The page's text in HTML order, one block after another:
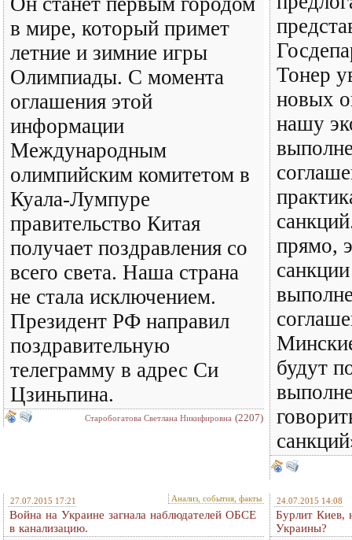
в мире, который примет
летние и зимние игры
Олимпиады. С момента
оглашения этой
информации
Международным
олимпийским комитетом в
Куала-Лумпуре
правительство Китая
получает поздравления со
всего света. Наша страна
не стала исключением.
Президент РФ направил
поздравительную
телеграмму в адрес Си
Цзиньпина.
Старобогатова Светлана Никифировна (2207)
Тонер
новых
нашу
прямо,
будут
27.07.2015 17:21 Анализ, события, факты
Война на Украине загнала наблюдателей ОБСЕ
в канализацию.
24.07.2015 14:08
Бурлит Киев,
Украины?